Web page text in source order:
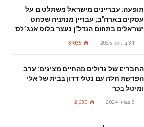
תופעה: עבריינים מישראל משתלטים על
עסקים בארה"ב; עבריין מנתניה שסחט
ישראלים בתחום הנדל"ן נעצר בלוס אנג׳לס
31 בינואר 2025 3,035
החברים של גדולים מהחיים מציגים: ערב
הפרשת חלה עם נטלי דדון בבית של אלי
ומיטל בכר
8 במאי 2024 2,630